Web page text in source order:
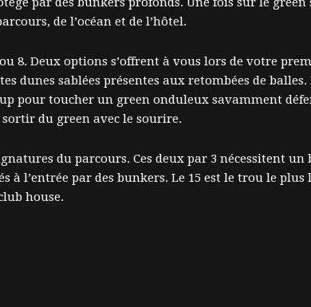
de l’océan et de l’hôtel.
8. Deux options s’offrent à vous lors de votre
sablées présentes aux retombées de balles.
pour toucher un green onduleux savamment
du green avec le sourire.
du parcours. Ces deux par 3 nécessitent
à l’entrée par des bunkers. Le 15 est le trou le
house.